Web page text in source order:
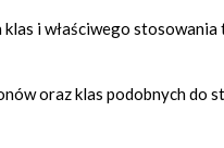
i właściwego stosowania
oraz klas podobnych do